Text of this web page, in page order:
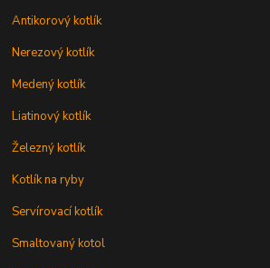
Antikorový kotlík
Nerezový kotlík
Medený kotlík
Liatinový kotlík
Železný kotlík
Kotlík na ryby
Servírovací kotlík
Smaltovaný kotol